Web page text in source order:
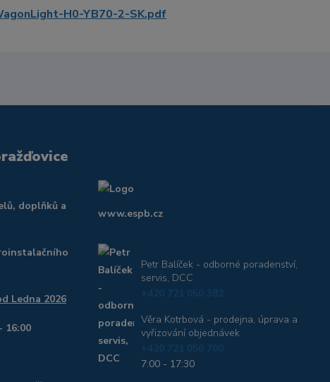
H0-YB70-2-SK.pdf
doplňků a
Ledna 2026
16:00
www.espb.cz
Petr Balíček - odborné poradenství,
servis, DCC
+420 721 050 382
Věra Kotrbová - prodejna, úprava a
vyřizování objednávek
+420 721 050 700
7:00 - 17:30